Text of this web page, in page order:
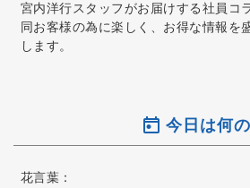
宮内洋行スタッフがお届けする社員コ
同お客様の為に楽しく、お得な情報を
します。
今日は何
花言葉：